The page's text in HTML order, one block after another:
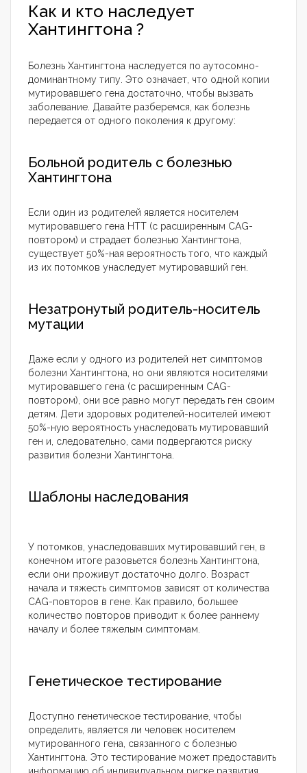
Как и кто наследует
Хантингтона ?
Болезнь Хантингтона наследуется по аутосомно-
доминантному типу. Это означает, что одной копии
мутировавшего гена достаточно, чтобы вызвать
заболевание. Давайте разберемся, как болезнь
передается от одного поколения к другому:
Больной родитель с болезнью
Хантингтона
Если один из родителей является носителем
мутировавшего гена HTT (с расширенным CAG-
повтором) и страдает болезнью Хантингтона,
существует 50%-ная вероятность того, что каждый
из их потомков унаследует мутировавший ген.
Незатронутый родитель-носитель
мутации
Даже если у одного из родителей нет симптомов
болезни Хантингтона, но они являются носителями
мутировавшего гена (с расширенным CAG-
повтором), они все равно могут передать ген своим
детям. Дети здоровых родителей-носителей имеют
50%-ную вероятность унаследовать мутировавший
ген и, следовательно, сами подвергаются риску
развития болезни Хантингтона.
Шаблоны наследования
У потомков, унаследовавших мутировавший ген, в
конечном итоге разовьется болезнь Хантингтона,
если они проживут достаточно долго. Возраст
начала и тяжесть симптомов зависят от количества
CAG-повторов в гене. Как правило, большее
количество повторов приводит к более раннему
началу и более тяжелым симптомам.
Генетическое тестирование
Доступно генетическое тестирование, чтобы
определить, является ли человек носителем
мутированного гена, связанного с болезнью
Хантингтона. Это тестирование может предоставить